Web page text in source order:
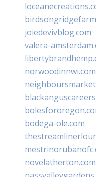
joiedevivblog.com
valera-
norwoodinnwi.com
bodega-ole.com
novelatherton.com